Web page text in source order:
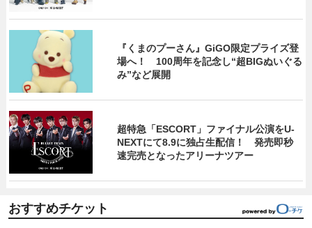
『くまのプーさん』GiGO限定プライズ登
場へ！ 100周年を記念し“超BIGぬいぐる
み”など展開
超特急「ESCORT」ファイナル公演をU-
NEXTにて8.9に独占生配信！ 発売即秒
速完売となったアリーナツアー
おすすめチケット